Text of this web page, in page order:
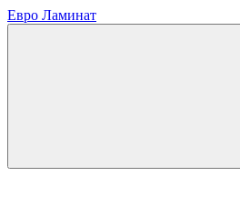
Евро Ламинат